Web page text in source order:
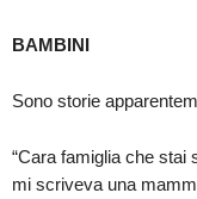
BAMBINI
Sono storie
“Cara famiglia che stai
mi scriveva una